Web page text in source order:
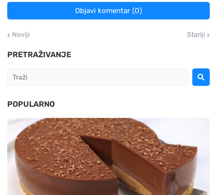
Objavi komentar (0)
Noviji Stariji
PRETRAŽIVANJE
POPULARNO